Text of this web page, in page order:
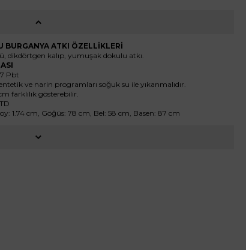
BURGANYA ATKI ÖZELLİKLERİ
dikdörtgen kalıp, yumuşak dokulu atkı.
Pbt
ve narin programları soğuk su ile yıkanmalıdır.
farklılık gösterebilir.
1.74 cm, Göğüs: 78 cm, Bel: 58 cm, Basen: 87 cm